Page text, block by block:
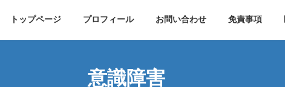
トップページ プロフィール お問い合わせ 免責事項
意識障害